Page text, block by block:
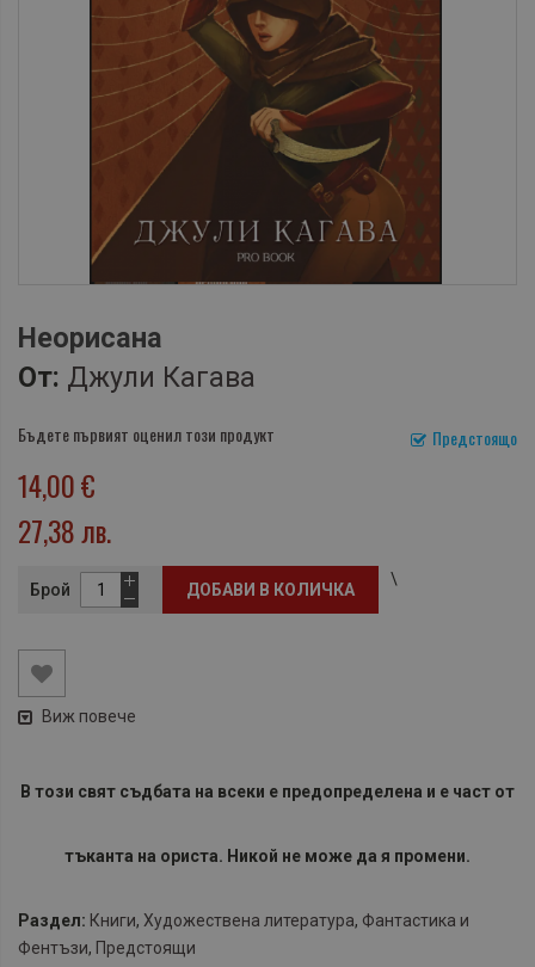
Неорисана
От: Джули Кагава
Предстоящо
Бъдете първият оценил този продукт
14,00 €
27,38 лв.
Брой ДОБАВИ В КОЛИЧКА
\
Виж повече
В този свят съдбата на всеки е предопределена и е част от
тъканта на ориста. Никой не може да я промени.
Раздел: Книги, Художествена литература, Фантастика и
Фентъзи, Предстоящи